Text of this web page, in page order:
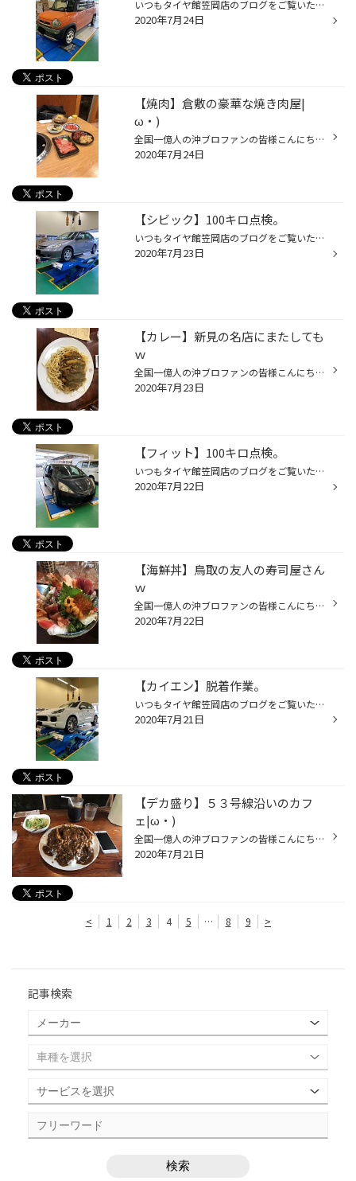
いつもタイヤ館笠岡店のブログをご覧いただきましてありがとうございます。 タイヤ館笠岡店スタッフ沖です。 今回の作業事例は、 スズキ ハスラーのタイヤ交換作業になります。 パンクからのご来店ですが 4本全部交換になりました。 溝の少ないタイヤはスリップの原因になりますからね。 今回装着し...
2020年7月24日
【焼肉】倉敷の豪華な焼き肉屋|
ω・)
全国一億人の沖ブロファンの皆様こんにちは|ω・) タイヤ館笠岡店の太郎こと沖ですよｗ さてさて・・・ 先日仕事終わりに 友人と車の話で焼き肉屋で待ち合わせ(・´з`・) 今回お邪魔したお店は 喰太郎さんにお邪魔しました('ω') ぱっと見要塞なのかと思わせる外観ｗ 写真がアップできないのが悲しいｗ...
2020年7月24日
【シビック】100キロ点検。
いつもタイヤ館笠岡店のブログをご覧いただきましてありがとうございます。 タイヤ館笠岡店スタッフ沖です。 今回の作業事例は、 ホンダ シビックの100キロ点検作業になります。 空気圧点検・ナットの増し締め・タイヤワックス・ホイール清掃までして完成です。 ありがとうございました。 検索ワー...
2020年7月23日
【カレー】新見の名店にまたしても
ｗ
全国一億人の沖ブロファンの皆様こんにちは|ω・) タイヤ館笠岡店の太郎こと沖ですよｗ さてさて・・・ 先日の休みに またしても 新見に行きました( *´艸｀) もちろん目的は タイムさんですｗｗｗｗ 今回はカツパスタを頼みましたｗ カツも美味いがソースも美味い！！！ ゆうてソースは有名なカレー...
2020年7月23日
【フィット】100キロ点検。
いつもタイヤ館笠岡店のブログをご覧いただきましてありがとうございます。 タイヤ館笠岡店スタッフ沖です。 今回の作業事例は、 ホンダ フィット100キロ点検作業になります。 空気圧点検・ナットの増し締め・タイヤワックス・ホイール清掃までして完成です。 また点検しますのでお気軽に寄ってくだ...
2020年7月22日
【海鮮丼】鳥取の友人の寿司屋さん
ｗ
全国一億人の沖ブロファンの皆様こんにちは|ω・) タイヤ館笠岡店の太郎こと沖ですよｗ さてさて・・・ コロナ渦になる前に 友人の経営するお寿司屋さんに|дﾟ) 昔一緒に車を車高下げて走ってた奴が 店を出すなんてｗｗｗ というわけで 普段は店名を出しますが今回はやめておきますｗ ヤバイ！美味い...
2020年7月22日
【カイエン】脱着作業。
いつもタイヤ館笠岡店のブログをご覧いただきましてありがとうございます。 タイヤ館笠岡店スタッフ沖です。 今回の作業事例は、 ポルシェ カイエンの脱着作業になります。 今回は１８インチから２１インチに交換！ ものすごくかっこいい！！！ 私ポルシェが大好きなんです(*´Д｀) いやー良いですね...
2020年7月21日
【デカ盛り】５３号線沿いのカフ
ェ|ω・)
全国一億人の沖ブロファンの皆様こんにちは|ω・) タイヤ館笠岡店の太郎こと沖ですよｗ さてさて・・・ コロナ渦になる前に ５３号線沿いにある ハウスヴィレッジさんに|дﾟ) こちらのお店はデカ盛りで有名なカフェですｗ 前にモーニングで寄ったら・・・ カレーは昼からなんですよｗ となｗｗｗ まだ...
2020年7月21日
< 1 2 3 4 5 … 8 9 >
記事検索